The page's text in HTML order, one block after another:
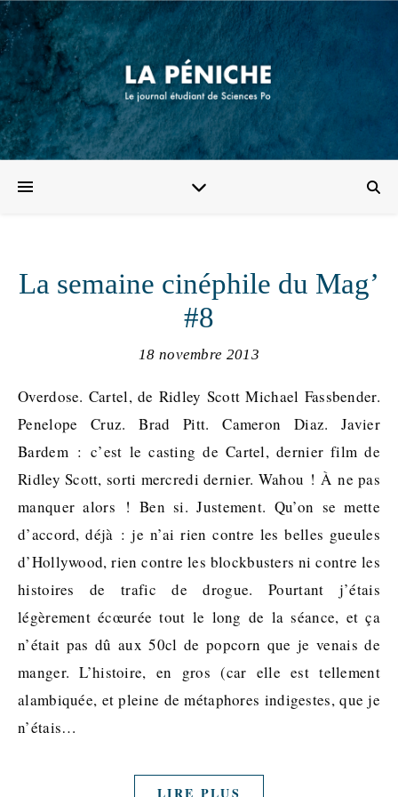
La semaine cinéphile du Mag’
#8
18 novembre 2013
Overdose. Cartel, de Ridley Scott Michael Fassbender.
Penelope Cruz. Brad Pitt. Cameron Diaz. Javier
Bardem : c’est le casting de Cartel, dernier film de
Ridley Scott, sorti mercredi dernier. Wahou ! À ne pas
manquer alors ! Ben si. Justement. Qu’on se mette
d’accord, déjà : je n’ai rien contre les belles gueules
d’Hollywood, rien contre les blockbusters ni contre les
histoires de trafic de drogue. Pourtant j’étais
légèrement écœurée tout le long de la séance, et ça
n’était pas dû aux 50cl de popcorn que je venais de
manger. L’histoire, en gros (car elle est tellement
alambiquée, et pleine de métaphores indigestes, que je
n’étais…
LIRE PLUS